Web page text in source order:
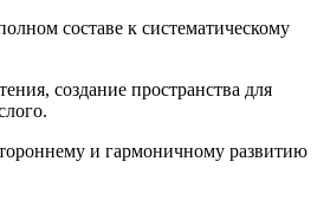
составе к систематическому
создание пространства для
и гармоничному развитию